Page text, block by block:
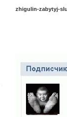
zhigulin-zabytyj-